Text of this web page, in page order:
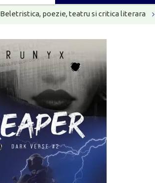
Beletristica, poezie, teatru si critica literara